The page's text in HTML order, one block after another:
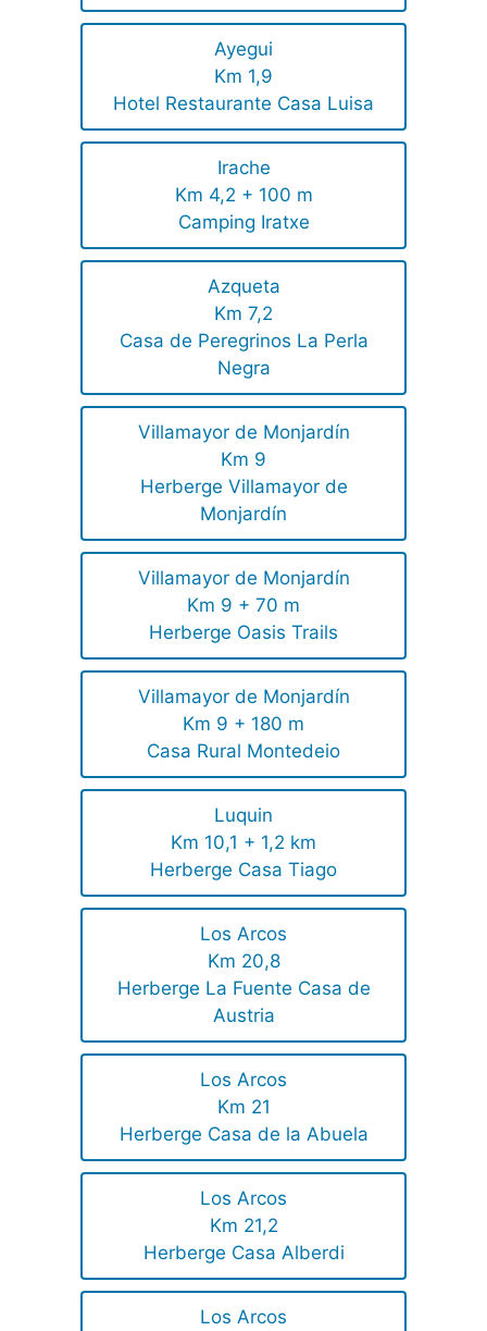
Ayegui
Km 1,9
Hotel Restaurante Casa Luisa
Irache
Km 4,2 + 100 m
Camping Iratxe
Azqueta
Km 7,2
Casa de Peregrinos La Perla
Negra
Villamayor de Monjardín
Km 9
Herberge Villamayor de
Monjardín
Villamayor de Monjardín
Km 9 + 70 m
Herberge Oasis Trails
Villamayor de Monjardín
Km 9 + 180 m
Casa Rural Montedeio
Luquin
Km 10,1 + 1,2 km
Herberge Casa Tiago
Los Arcos
Km 20,8
Herberge La Fuente Casa de
Austria
Los Arcos
Km 21
Herberge Casa de la Abuela
Los Arcos
Km 21,2
Herberge Casa Alberdi
Los Arcos